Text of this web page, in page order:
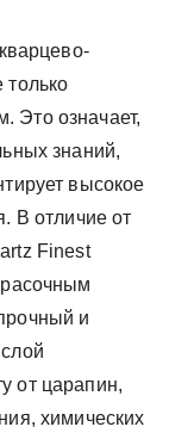
только
Это означает,
знаний,
высокое
В отличие от
Finest
и
от царапин,
химических